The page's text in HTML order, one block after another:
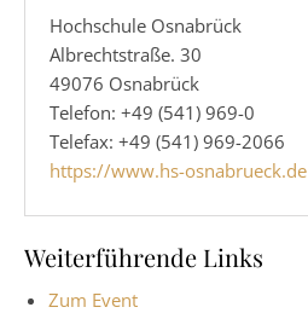
Hochschule Osnabrück
Albrechtstraße. 30
49076 Osnabrück
Telefon: +49 (541) 969-0
Telefax: +49 (541) 969-2066
https://www.hs-osnabrueck.de
Weiterführende Links
Zum Event